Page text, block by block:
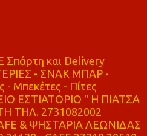
Σπάρτη και Delivery
- ΣΝΑΚ ΜΠΑΡ -
- Μπεκέτες - Πίτες
ΕΣΤΙΑΤΟΡΙΟ " Η ΠΙΑΤΣΑ
ΤΗΛ. 2731082002
& ΨΗΣΤΑΡΙΑ ΛΕΩΝΙΔΑΣ